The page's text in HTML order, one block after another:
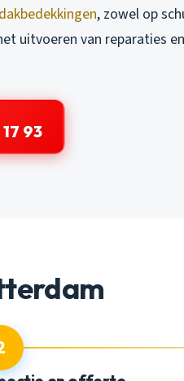
dakbedekkingen, zowel op
uitvoeren van reparaties
93